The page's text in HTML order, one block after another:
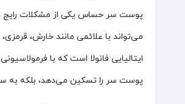
پوست سر حساس یکی از مشکلات رایج
پوست سر را تسکین می‌دهد، بلکه به